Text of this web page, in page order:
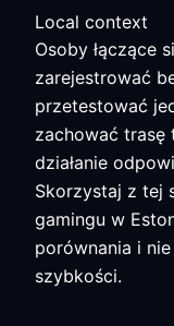
Local context
Osoby łączące
zarejestrować
przetestować
zachować
działanie
Skorzystaj z tej
gamingu w
porównania i
szybkości.